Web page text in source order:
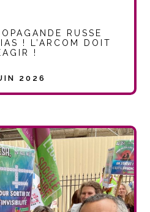
RUSSE
! L’ARCOM DOIT
!
2026